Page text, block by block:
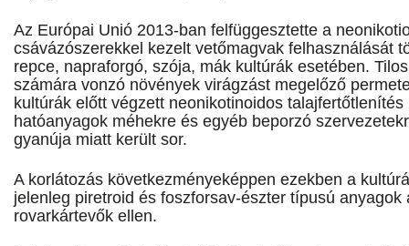
Az Európai Unió 2013-ban felfüggesztette a
csávázószerekkel kezelt vetőmagvak felhasználását
repce, napraforgó, szója, mák kultúrák esetében.
számára vonzó növények virágzást megelőző
kultúrák előtt végzett neonikotinoidos
hatóanyagok méhekre és egyéb beporzó
gyanúja miatt került sor.
A korlátozás következményeképpen ezekben a
jelenleg piretroid és foszforsav-észter típusú anyagok
rovarkártevők ellen.